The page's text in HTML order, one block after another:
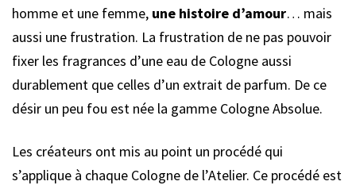
homme et une femme, une histoire d’amour… mais
aussi une frustration. La frustration de ne pas pouvoir
fixer les fragrances d’une eau de Cologne aussi
durablement que celles d’un extrait de parfum. De ce
désir un peu fou est née la gamme Cologne Absolue.
Les créateurs ont mis au point un procédé qui
s’applique à chaque Cologne de l’Atelier. Ce procédé est